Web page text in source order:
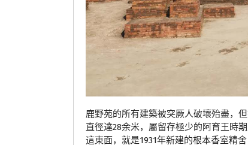
鹿野苑的所有建築被突厥人破壞殆盡，
直徑達28余米，屬留存極少的阿育王時
這東面，就是1931年新建的根本香室精